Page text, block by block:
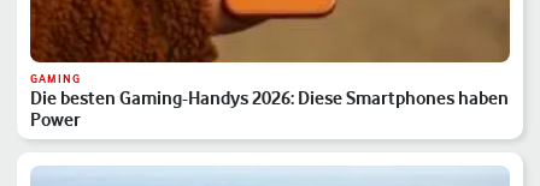
GAMING
Die besten Gaming-Handys 2026: Diese Smartphones haben
Power